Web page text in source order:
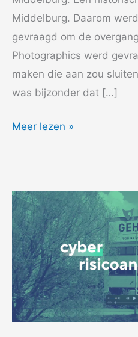
Middelburg. Daarom
gevraagd om de
Photographics werd
maken die aan zou
was bijzonder dat […]
2004
Roosevelt
Meer lezen »